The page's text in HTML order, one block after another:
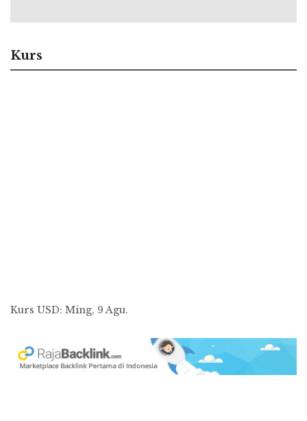
Kurs
Kurs USD: Ming, 9 Agu.